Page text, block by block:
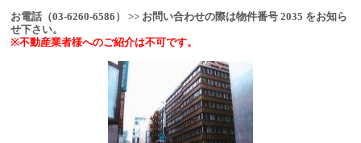
お電話（03-6260-6586） >> お問い合わせの際は物件番号 2035 をお知ら
せ下さい。
※不動産業者様へのご紹介は不可です。